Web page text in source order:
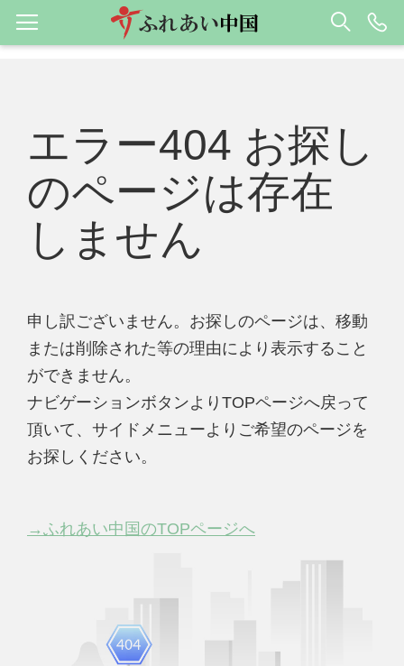
エラー404 お探し
のページは存在
しません
申し訳ございません。お探しのページは、移動
または削除された等の理由により表示すること
ができません。
ナビゲーションボタンよりTOPページへ戻って
頂いて、サイドメニューよりご希望のページを
お探しください。
→ふれあい中国のTOPページへ